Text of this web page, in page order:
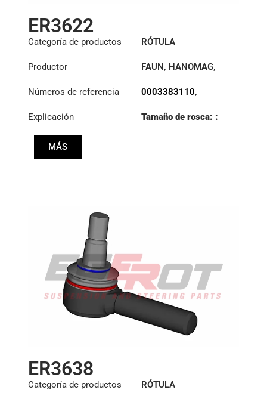
ER3622
Categoría de productos RÓTULA
Productor FAUN, HANOMAG,
Números de referencia
0003383110,
8408382,
Explicación
Tamaño de rosca: :
MÁS
ER3638
Categoría de productos RÓTULA